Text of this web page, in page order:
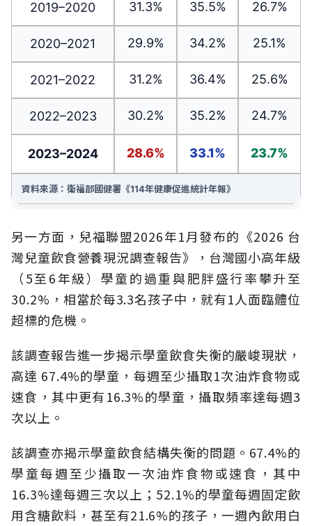
2019–2020 31.3% 35.5% 26.7%
2020–2021 29.9% 34.2% 25.1%
2021–2022 31.2% 36.4% 25.6%
2022–2023 30.2% 35.2% 24.7%
2023–2024 28.6% 33.1% 23.7%
資料來源：衛福部國健署《114年健康促進統計年報》
另一方面，兒福聯盟2026年1月發布的《2026 台
灣兒童飲食營養現況調查報告》，台灣國小高年級
（5至6年級）學童的過重與肥胖盛行率攀升至
30.2%，相當於每3.3名孩子中，就有1人面臨體位
超標的危機。
該調查報告進一步揭示學童飲食失衡的嚴峻現狀，
高達 67.4%的學童，每週至少攝取1次油炸食物或
速食，其中更有16.3%的學童，攝取頻率達每週3
次以上。
該調查亦揭示學童飲食結構失衡的問題。67.4%的
學童每週至少攝取一次油炸食物或速食，其中
16.3%達每週三次以上；52.1%的學童每週固定飲
用含糖飲料，甚至有21.6%的孩子，一週內飲用白